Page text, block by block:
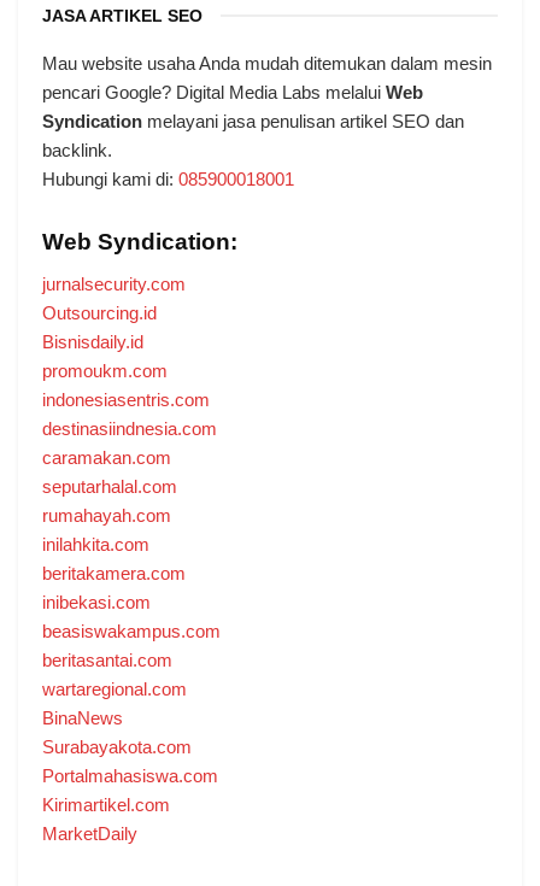
JASA ARTIKEL SEO
Mau website usaha Anda mudah ditemukan dalam mesin
pencari Google? Digital Media Labs melalui Web
Syndication melayani jasa penulisan artikel SEO dan
backlink.
Hubungi kami di: 085900018001
Web Syndication:
jurnalsecurity.com
Outsourcing.id
Bisnisdaily.id
promoukm.com
indonesiasentris.com
destinasiindnesia.com
caramakan.com
seputarhalal.com
rumahayah.com
inilahkita.com
beritakamera.com
inibekasi.com
beasiswakampus.com
beritasantai.com
wartaregional.com
BinaNews
Surabayakota.com
Portalmahasiswa.com
Kirimartikel.com
MarketDaily